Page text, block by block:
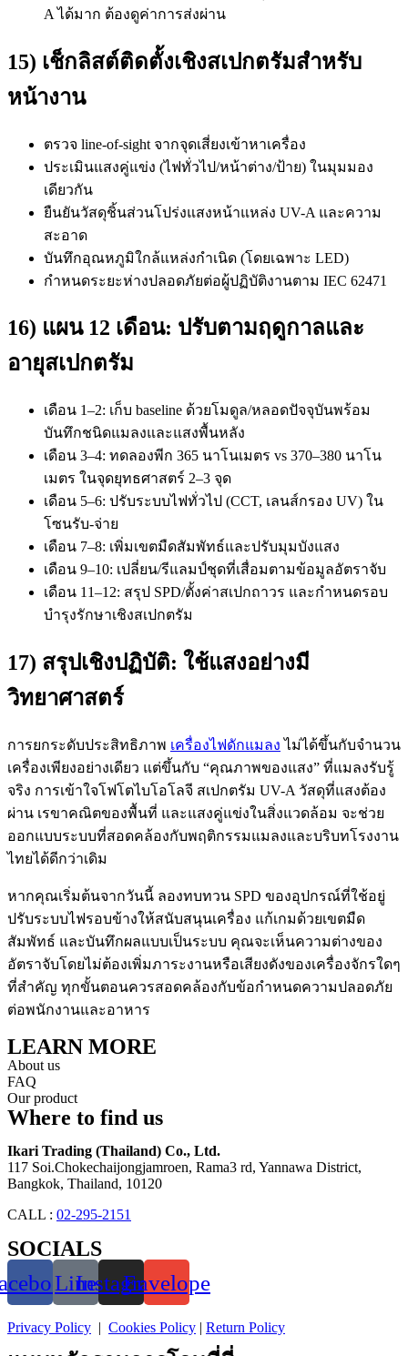
A ได้มาก ต้องดูค่าการส่งผ่าน
15) เช็กลิสต์ติดตั้งเชิงสเปกตรัมสำหรับ
หน้างาน
ตรวจ line-of-sight จากจุดเสี่ยงเข้าหาเครื่อง
ประเมินแสงคู่แข่ง (ไฟทั่วไป/หน้าต่าง/ป้าย) ในมุมมอง
เดียวกัน
ยืนยันวัสดุชิ้นส่วนโปร่งแสงหน้าแหล่ง UV-A และความ
สะอาด
บันทึกอุณหภูมิใกล้แหล่งกำเนิด (โดยเฉพาะ LED)
กำหนดระยะห่างปลอดภัยต่อผู้ปฏิบัติงานตาม IEC 62471
16) แผน 12 เดือน: ปรับตามฤดูกาลและ
อายุสเปกตรัม
เดือน 1–2: เก็บ baseline ด้วยโมดูล/หลอดปัจจุบันพร้อม
บันทึกชนิดแมลงและแสงพื้นหลัง
เดือน 3–4: ทดลองพีก 365 นาโนเมตร vs 370–380 นาโน
เมตร ในจุดยุทธศาสตร์ 2–3 จุด
เดือน 5–6: ปรับระบบไฟทั่วไป (CCT, เลนส์กรอง UV) ใน
โซนรับ-จ่าย
เดือน 7–8: เพิ่มเขตมืดสัมพัทธ์และปรับมุมบังแสง
เดือน 9–10: เปลี่ยน/รีแลมป์ชุดที่เสื่อมตามข้อมูลอัตราจับ
เดือน 11–12: สรุป SPD/ตั้งค่าสเปกถาวร และกำหนดรอบ
บำรุงรักษาเชิงสเปกตรัม
17) สรุปเชิงปฏิบัติ: ใช้แสงอย่างมี
วิทยาศาสตร์
การยกระดับประสิทธิภาพ เครื่องไฟดักแมลง ไม่ได้ขึ้นกับจำนวน
เครื่องเพียงอย่างเดียว แต่ขึ้นกับ “คุณภาพของแสง” ที่แมลงรับรู้
จริง การเข้าใจโฟโตไบโอโลจี สเปกตรัม UV-A วัสดุที่แสงต้อง
ผ่าน เรขาคณิตของพื้นที่ และแสงคู่แข่งในสิ่งแวดล้อม จะช่วย
ออกแบบระบบที่สอดคล้องกับพฤติกรรมแมลงและบริบทโรงงาน
ไทยได้ดีกว่าเดิม
หากคุณเริ่มต้นจากวันนี้ ลองทบทวน SPD ของอุปกรณ์ที่ใช้อยู่
ปรับระบบไฟรอบข้างให้สนับสนุนเครื่อง แก้เกมด้วยเขตมืด
สัมพัทธ์ และบันทึกผลแบบเป็นระบบ คุณจะเห็นความต่างของ
อัตราจับโดยไม่ต้องเพิ่มภาระงานหรือเสียงดังของเครื่องจักรใดๆ
ที่สำคัญ ทุกขั้นตอนควรสอดคล้องกับข้อกำหนดความปลอดภัย
ต่อพนักงานและอาหาร
LEARN MORE
About us
FAQ
Our product
Where to find us
Ikari Trading (Thailand) Co., Ltd.
117 Soi.Chokechaijongjamroen, Rama3 rd, Yannawa District,
Bangkok, Thailand, 10120
CALL : 02-295-2151
SOCIALS
LineInstagramEnvelope
Privacy Policy | Cookies Policy | Return Policy